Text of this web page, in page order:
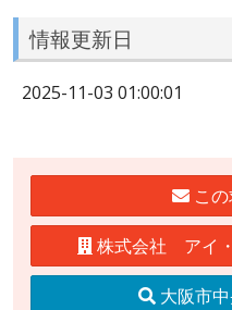
情報更新日
2025-11-03 01:00:01
こ
株式会社 アイ
大阪市